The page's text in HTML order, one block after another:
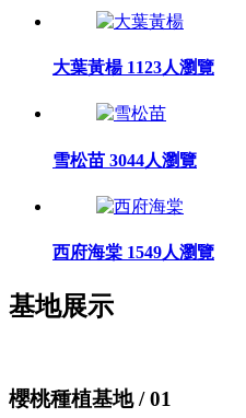
大葉黃楊 1123人瀏覽
雪松苗 3044人瀏覽
西府海棠 1549人瀏覽
基地展示
櫻桃種植基地/ 01